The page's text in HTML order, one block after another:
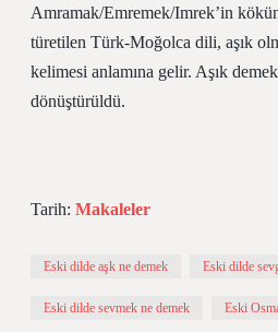
Amramak/Emremek/Imrek’in
türetilen Türk-Moğolca dili, aşık
kelimesi anlamına gelir. Aşık
dönüştürüldü.
Tarih: Makaleler
Eski dilde aşk ne demek Eski dilde
Eski dilde sevmek ne demek Eski